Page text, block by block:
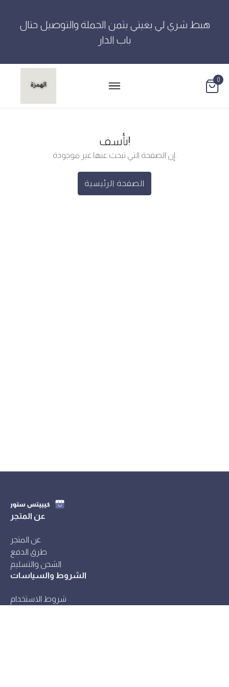
هبط شري لي بغيتي بثمن الجملة والتوصيل حتال
باب الدار
0
نأسف!
الصفحة الرئيسية
عن المتجر
عن المتجر
طرق الدفع
الشحن والتسليم
الشروط والسياسات
شروط الاستخدام